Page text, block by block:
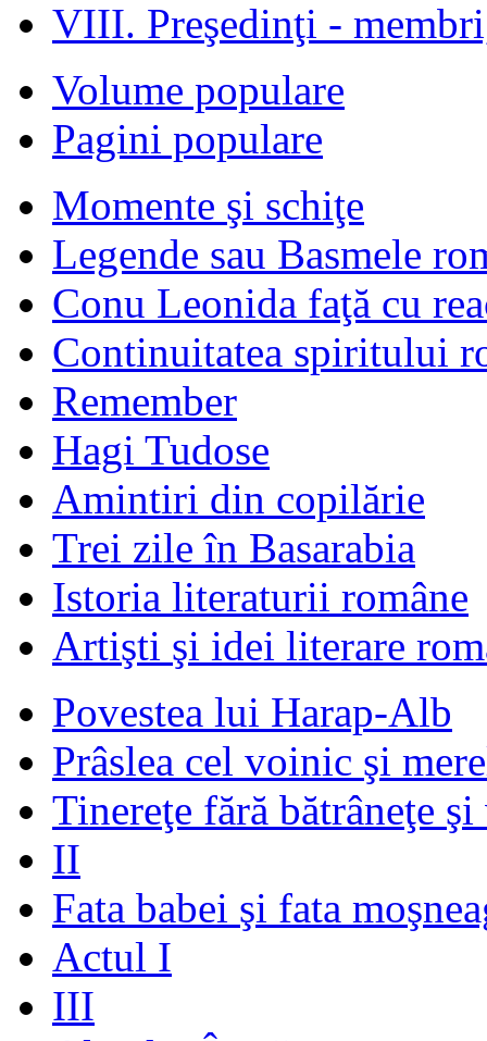
VIII. Preşedinţi -
Volume populare
Pagini populare
Momente şi schiţe
Legende sau Basmele
Conu Leonida faţă cu
Continuitatea spiritului
Remember
Hagi Tudose
Amintiri din copilărie
Trei zile în Basarabia
Istoria literaturii române
Artişti şi idei literare
Povestea lui Harap-Alb
Prâslea cel voinic şi
Tinereţe fără bătrâneţe
II
Fata babei şi fata
Actul I
III